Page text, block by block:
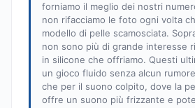
forniamo il meglio dei nostri
non rifacciamo le foto ogni volta
modello di pelle scamosciata.
non sono più di grande interesse
in silicone che offriamo. Questi
un gioco fluido senza alcun
che per il suono colpito, dove la
offre un suono più frizzante e